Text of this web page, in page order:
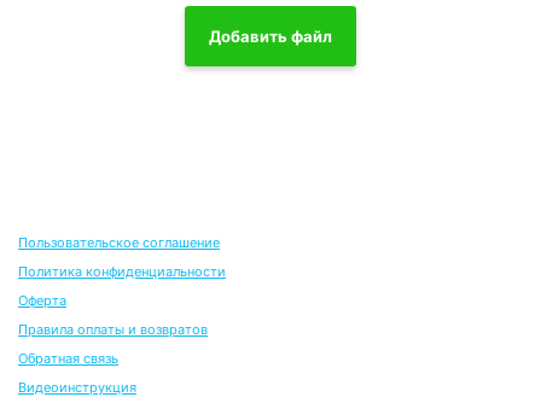
Добавить файл
Пользовательское соглашение
Политика конфиденциальности
Оферта
Правила оплаты и возвратов
Обратная связь
Видеоинструкция